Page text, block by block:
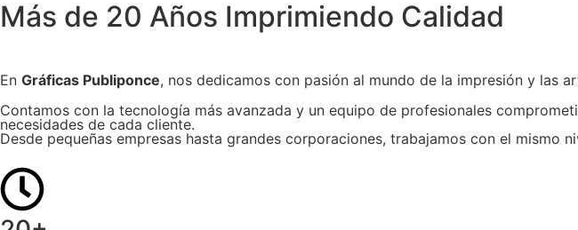
Más de 20 Años Imprimiendo Calidad
En Gráficas Publiponce, nos dedicamos con pasión al mundo de la impresión y las
Contamos con la tecnología más avanzada y un equipo de profesionales
necesidades de cada cliente.
Desde pequeñas empresas hasta grandes corporaciones, trabajamos con el mismo